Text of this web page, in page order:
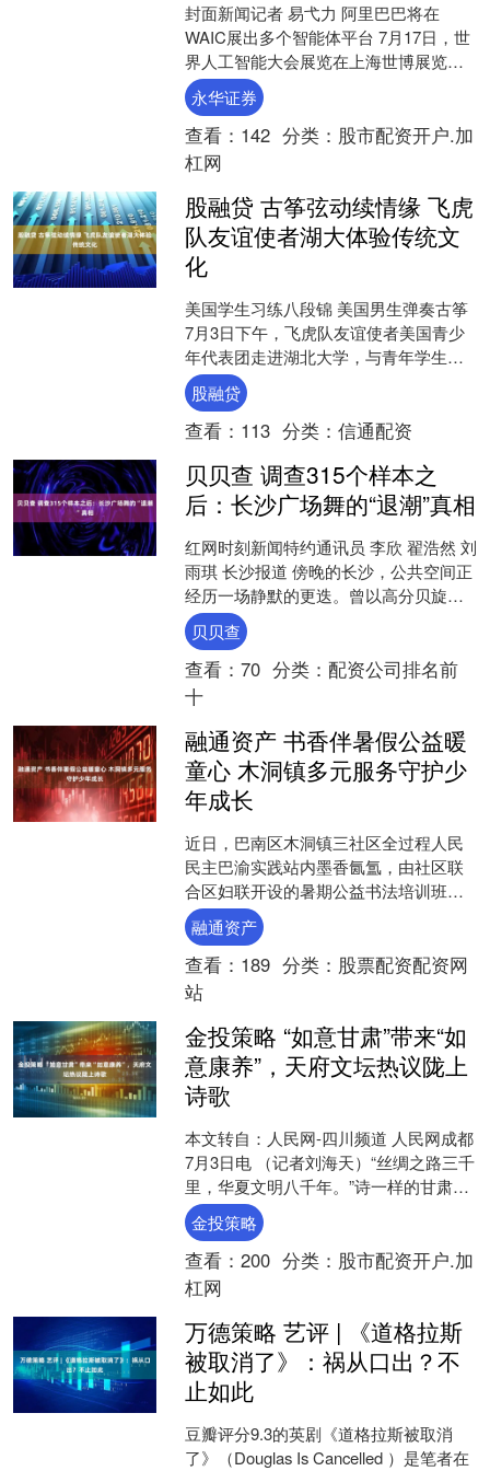
封面新闻记者 易弋力 阿里巴巴将在
WAIC展出多个智能体平台 7月17日，世
界人工智能大会展览在上海世博展览馆
开展。此次大会，阿里巴巴集团展出了
面向千行百业和前....
永华证券
查看： 142 分类： 股市配资开户.加
杠网
股融贷 古筝弦动续情缘 飞虎
队友谊使者湖大体验传统文
化
美国学生习练八段锦 美国男生弹奏古筝
7月3日下午，飞虎队友谊使者美国青少
年代表团走进湖北大学，与青年学生交
流互动，共品荆楚传统文化。现场，中
美学子一同习练刚柔....
股融贷
查看： 113 分类： 信通配资
贝贝查 调查315个样本之
后：长沙广场舞的“退潮”真相
红网时刻新闻特约通讯员 李欣 翟浩然 刘
雨琪 长沙报道 傍晚的长沙，公共空间正
经历一场静默的更迭。曾以高分贝旋律
占据城市黄昏的广场舞，如今喧嚣渐
隐，身影稀疏。这....
贝贝查
查看： 70 分类： 配资公司排名前
十
融通资产 书香伴暑假公益暖
童心 木洞镇多元服务守护少
年成长
近日，巴南区木洞镇三社区全过程人民
民主巴渝实践站内墨香氤氲，由社区联
合区妇联开设的暑期公益书法培训班正
式开班，让优质文化服务精准落地群众
家门口。 孩子们正在暑期....
融通资产
查看： 189 分类： 股票配资配资网
站
金投策略 “如意甘肃”带来“如
意康养”，天府文坛热议陇上
诗歌
本文转自：人民网-四川频道 人民网成都
7月3日电 （记者刘海天）“丝绸之路三千
里，华夏文明八千年。”诗一样的甘肃，
有诗一样的文旅。7月3日，“如意康养 漫
享陇原....
金投策略
查看： 200 分类： 股市配资开户.加
杠网
万德策略 艺评 | 《道格拉斯
被取消了》：祸从口出？不
止如此
豆瓣评分9.3的英剧《道格拉斯被取消
了》（Douglas Is Cancelled ）是笔者在